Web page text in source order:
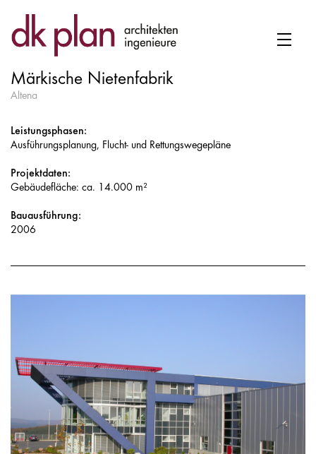
Märkische Nietenfabrik
Altena
Leistungsphasen:
Ausführungsplanung, Flucht- und Rettungswegepläne
Projektdaten:
Gebäudefläche: ca. 14.000 m²
Bauausführung:
2006